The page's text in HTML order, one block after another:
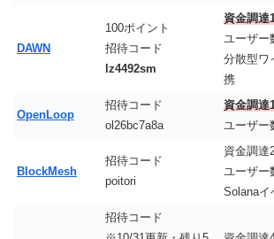
DAWN
100ポイント
招待コード
lz4492sm
資金調達
ユーザー
分散型ワ
携
OpenLoop
招待コード
ol26bc7a8a
資金調達
ユーザー
BlockMesh
招待コード
poitori
資金調達
ユーザー
Solanaイ
招待コード